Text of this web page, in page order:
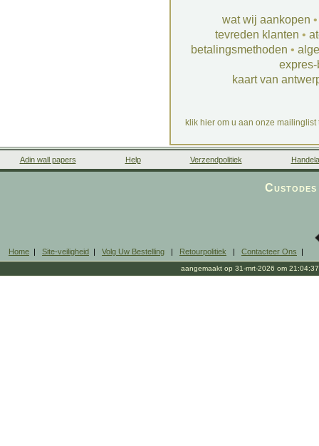
wat wij aankopen
tevreden klanten •
betalingsmethoden •
kaart van
klik hier om u aan onze mailinglist
Adin wall papers Help Verzendpolitiek
Home | Site-veiligheid | Volg Uw Bestelling | Retourpolitiek | Contacteer Ons |
aangemaakt op 31-mrt-2026 om